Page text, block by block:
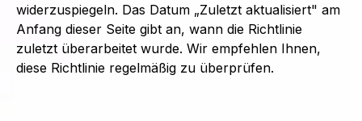
widerzuspiegeln. Das Datum „Zuletzt aktualisiert" am
Anfang dieser Seite gibt an, wann die Richtlinie
zuletzt überarbeitet wurde. Wir empfehlen Ihnen,
diese Richtlinie regelmäßig zu überprüfen.